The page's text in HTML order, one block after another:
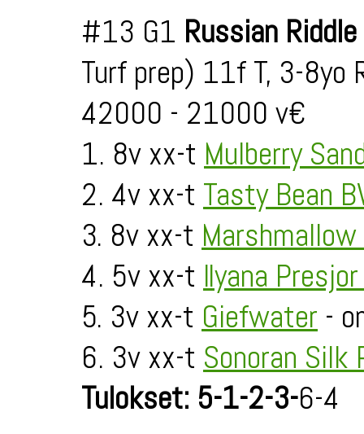
#13 G1 Russian
Turf prep) 11f T, 3-
42000 - 21000 v€
1. 8v xx-t Mulberry
2. 4v xx-t Tasty Bean
3. 8v xx-t
4. 5v xx-t Ilyana
5. 3v xx-t Giefwater -
6. 3v xx-t Sonoran Silk
Tulokset: 5-1-2-3-6-4